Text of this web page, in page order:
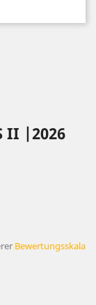
II |2026
Bewertungsskala